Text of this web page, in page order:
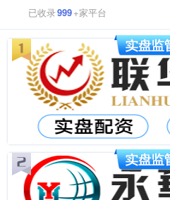
已收录999+家平台